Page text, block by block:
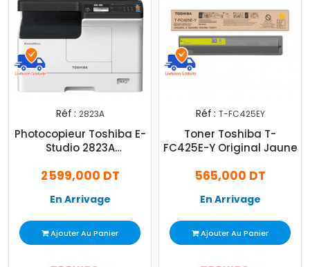
Réf : 2823A
Photocopieur Toshiba E-
Studio 2823A
Monochrome A3
2 599,000 DT
En Arrivage
Ajouter Au Panier
Réf : T-FC425EY
Toner Toshiba T-
FC425E-Y Original Jaune
565,000 DT
En Arrivage
Ajouter Au Panier